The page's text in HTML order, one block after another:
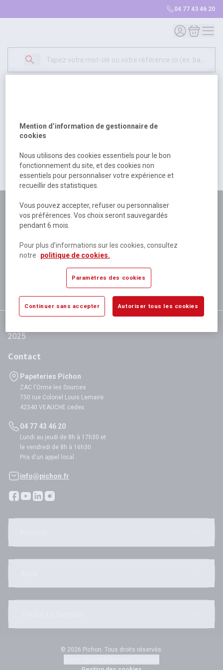
04 77 43 46 20
Mon compte
Mon
500
excuser pour la gêne occasionée.
Retour Retour à l'accueil
Plus de 180 personnes
à votre écoute
disponibles
Expédition le jour même
si validation avant 12h
Contact
Papeteries Pichon
ZAC l'Orme les Sources
750 rue Colonel Louis Lemaire
42340 VEAUCHE cedex
04 77 43 46 20
Lundi au jeudi de 8h à 17h30 et
le vendredi de 8h à 16h30
Prix d'un appel local
info@pichon.fr
© 2026 Pichon. Tous droits réservés.
Mention d’information de gestionnaire de
cookies
Nous utilisons des cookies essentiels pour le bon
fonctionnement du site, et des cookies non
essentiels pour personnaliser votre expérience et
recueillir des statistiques.
Vous pouvez accepter, refuser ou personnaliser
vos préférences. Vos choix seront sauvegardés
pendant 6 mois.
Pour plus d’informations sur les cookies, consultez
notre
politique de cookies.
Paramètres des cookies
Continuer sans accepter Autoriser tous les cookies